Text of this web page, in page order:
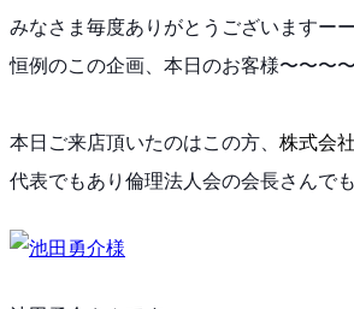
みなさま毎度ありがとうございますーー
恒例のこの企画、本日のお客様〜〜〜
本日ご来店頂いたのはこの方、 株式会
代表でもあり倫理法人会の会長さんで